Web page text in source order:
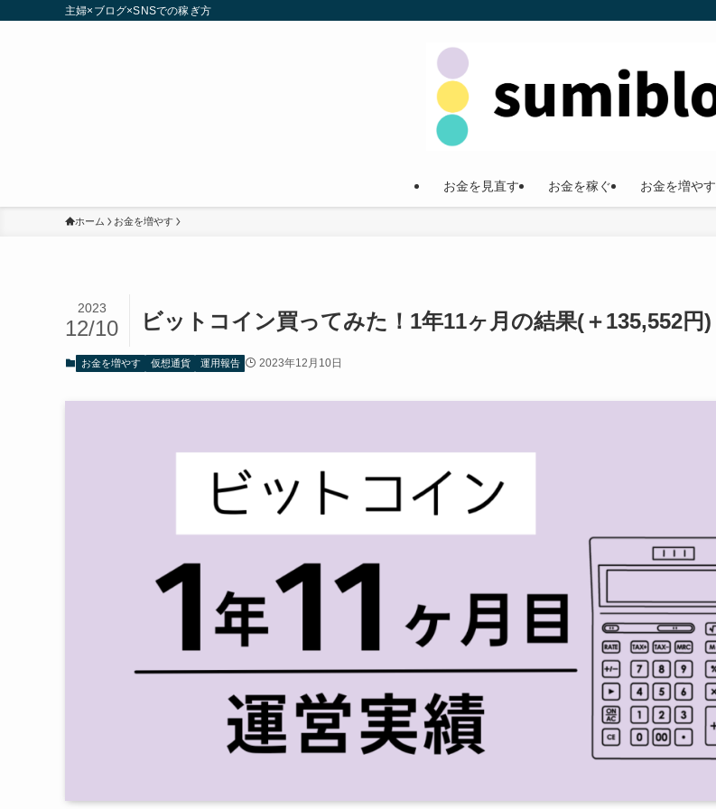
主婦×ブログ×SNSでの稼ぎ方
お金を見直す お金を稼ぐ お金を増やす
ホーム お金を増やす
ビットコイン買ってみた！1年11ヶ月の結果(＋135,552円)
2023
12/10
お金を増やす 仮想通貨 運用報告 2023年12月10日